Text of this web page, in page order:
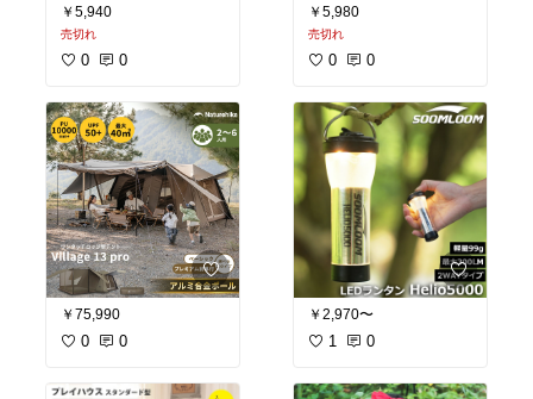
￥5,940
売切れ
0 0
￥75,990
0 0
￥5,980
売切れ
0 0
￥2,970〜
1 0